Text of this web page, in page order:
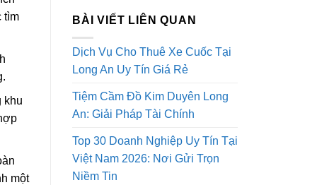
tìm
khu
một
BÀI VIẾT LIÊN QUAN
Dịch Vụ Cho Thuê Xe Cuốc Tại
Long An Uy Tín Giá Rẻ
Tiệm Cầm Đồ Kim Duyên Long
An: Giải Pháp Tài Chính
Top 30 Doanh Nghiệp Uy Tín Tại
Việt Nam 2026: Nơi Gửi Trọn
Niềm Tin